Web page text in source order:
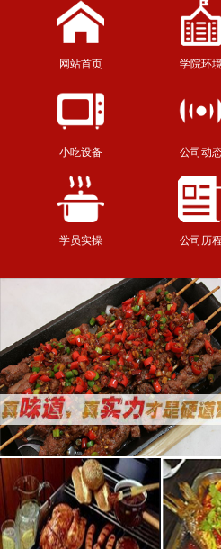
网站首页 学院环
小吃设备 公司动
学员实操 公司历程